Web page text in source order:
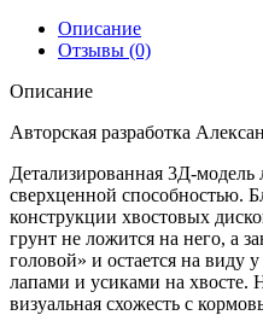
1.6"
Изумруд
Описание
Отзывы (0)
Описание
Авторская разработка
Детализированная 3Д-
сверхценной способностью.
конструкции хвостовых
грунт не ложится на него, а
головой» и остается на
лапами и усиками на хвосте.
визуальная схожесть с